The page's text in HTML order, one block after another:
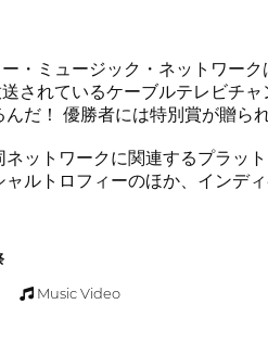
・ミュージック・ネットワーク
されているケーブルテレビチ
だ！ 優勝者には特別賞が贈ら
ットワークに関連するプラッ
ルトロフィーのほか、インデ
Music Video